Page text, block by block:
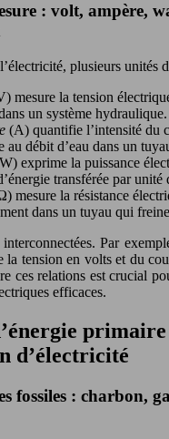
: volt, ampère,
plusieurs unités
mesure la tension
un système hydraulique.
(A) quantifie l’intensité du
au débit d’eau dans un
exprime la puissance
transférée par unité
mesure la résistance
dans un tuyau qui
Par
la tension en volts et du
ces relations est crucial
efficaces.
d’électricité
fossiles : charbon,